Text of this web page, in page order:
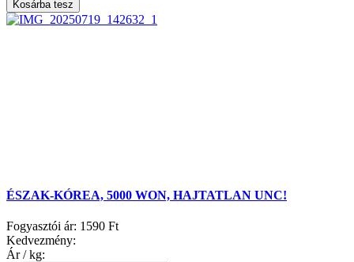
ÉSZAK-KÓREA, 5000 WON, HAJTATLAN UNC!
Fogyasztói ár: 1590 Ft
Kedvezmény:
Ár / kg: